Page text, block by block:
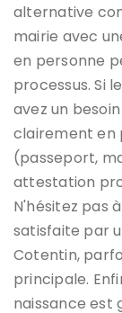
alternative
mairie avec
en personne
processus. Si
avez un
clairement en
(passeport,
attestation
N'hésitez pas
satisfaite par
Cotentin,
principale.
naissance est